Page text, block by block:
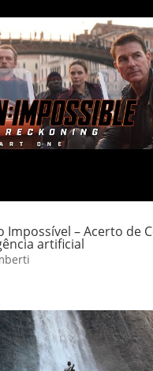
Impossível – Acerto de
artificial